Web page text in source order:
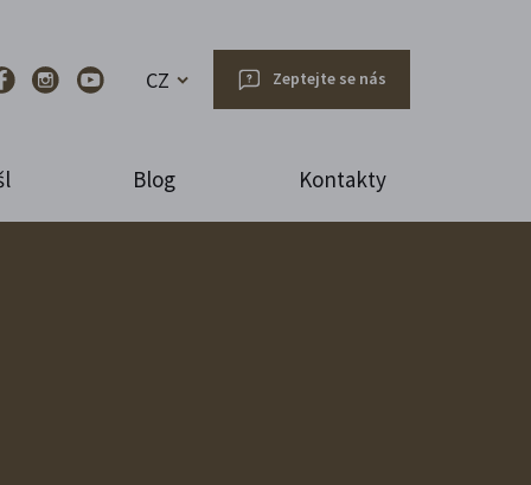
CZ Zeptejte se nás
Blog Kontakty